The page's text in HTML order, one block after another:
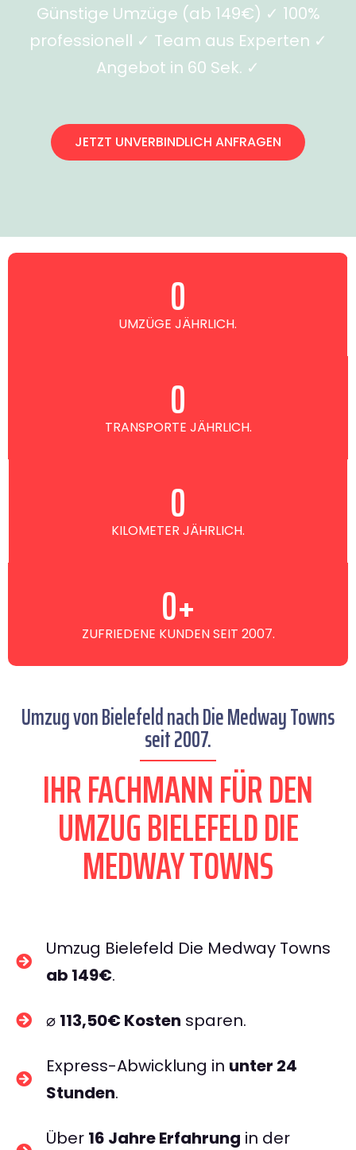
Günstige Umzüge (ab 149€) ✓ 100%
professionell ✓ Team aus Experten ✓
Angebot in 60 Sek. ✓
JETZT UNVERBINDLICH ANFRAGEN
UMZÜGE JÄHRLICH.
0
TRANSPORTE JÄHRLICH.
0
KILOMETER JÄHRLICH.
0
ZUFRIEDENE KUNDEN SEIT 2007.
0+
Umzug von Bielefeld nach Die Medway Towns
seit 2007.
IHR FACHMANN FÜR DEN
UMZUG BIELEFELD DIE
MEDWAY TOWNS
Umzug Bielefeld Die Medway Towns
ab 149€.
⌀ 113,50€ Kosten sparen.
Express-Abwicklung in unter 24
Stunden.
Über 16 Jahre Erfahrung in der